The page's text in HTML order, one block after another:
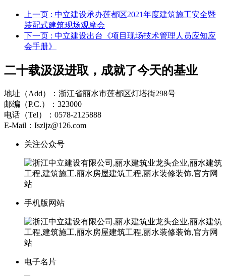
上一页 : 中立建设承办莲都区2021年度建筑施工安全暨
装配式建筑现场观摩会
下一页 : 中立建设出台《项目现场技术管理人员应知应
会手册》
二十载汲汲进取，成就了今天的基业
地址（Add）：浙江省丽水市莲都区灯塔街298号
邮编（P.C.）：323000
电话（Tel）：0578-2125888
E-Mail：Iszljz@126.com
关注公众号
手机版网站
电子名片